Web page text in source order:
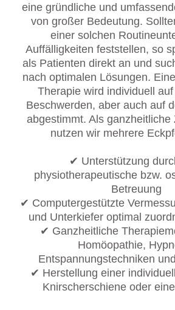
eine gründliche und
von großer Bedeutung.
einer solchen
Auffälligkeiten feststellen, so
als Patienten direkt an und
nach optimalen Lösungen.
Therapie wird individuell
Beschwerden, aber auch auf
abgestimmt. Als ganzheitliche
nutzen wir mehrere
✔ Unterstützung
physiotherapeutische bzw.
Betreuung
✔ Computergestützte
und Unterkiefer optimal
✔ Ganzheitliche
Homöopathie,
Entspannungstechniken
✔ Herstellung einer
Knirscherschiene oder